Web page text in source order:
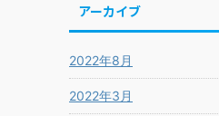
アーカイブ
2022年8月
2022年3月